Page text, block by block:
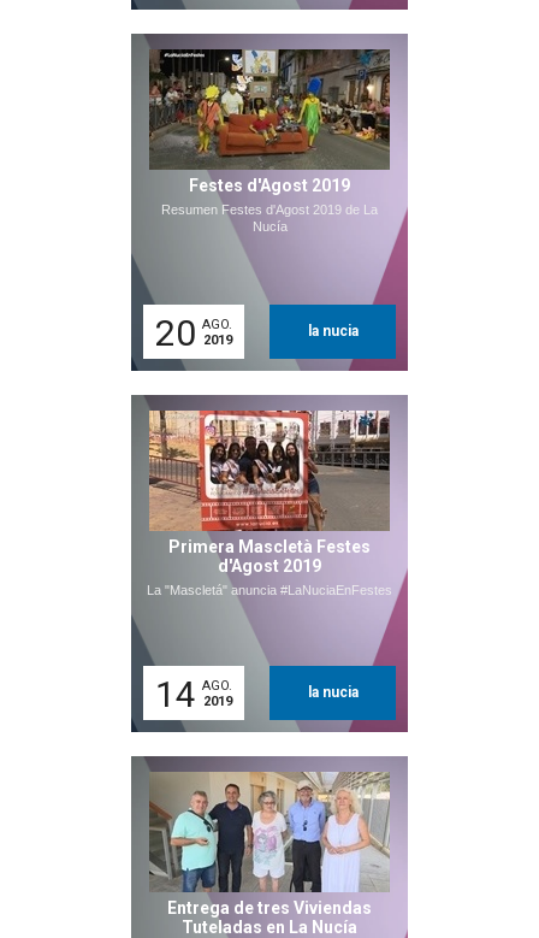
Festes d'Agost 2019
Resumen Festes d'Agost 2019 de La
Nucía
20 AGO.
2019
la nucia
Primera Mascletà Festes
d'Agost 2019
La "Mascletá" anuncia #LaNuciaEnFestes
14 AGO.
2019
la nucia
Entrega de tres Viviendas
Tuteladas en La Nucía